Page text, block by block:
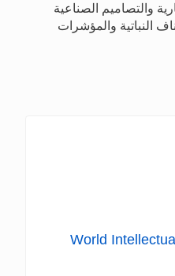
والتصاميم الصناعية
النباتية والمؤشرات